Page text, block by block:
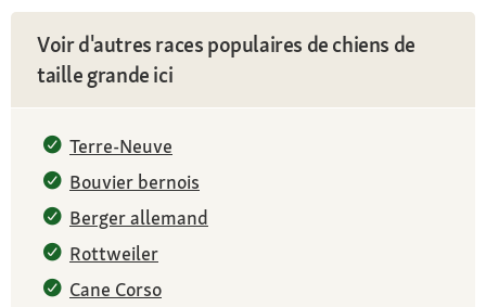
Voir d'autres races populaires de chiens de
taille grande ici
Terre-Neuve
Bouvier bernois
Berger allemand
Rottweiler
Cane Corso